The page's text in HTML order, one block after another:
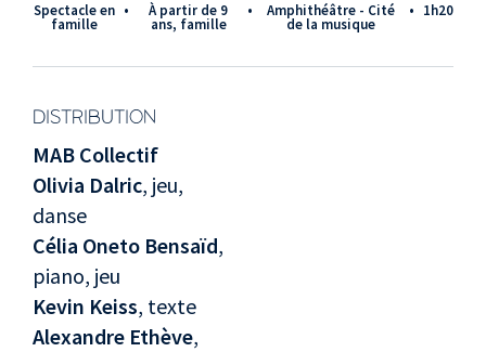
Spectacle en
famille
• à partir de 9
ans, famille
• Amphithéâtre - Cité
de la musique
• 1h20
DISTRIBUTION
MAB Collectif
Olivia Dalric, jeu,
danse
Célia Oneto Bensaïd,
piano, jeu
Kevin Keiss, texte
Alexandre Ethève,